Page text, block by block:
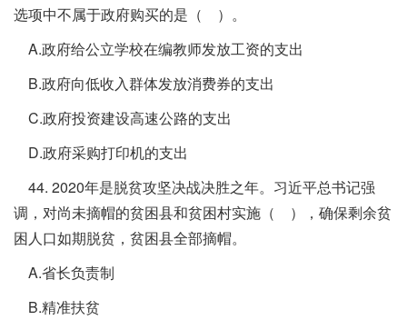
选项中不属于政府购买的是（ ）。
A.政府给公立学校在编教师发放工资的支出
B.政府向低收入群体发放消费券的支出
C.政府投资建设高速公路的支出
D.政府采购打印机的支出
44. 2020年是脱贫攻坚决战决胜之年。习近平总书记强
调，对尚未摘帽的贫困县和贫困村实施（ ），确保剩余贫
困人口如期脱贫，贫困县全部摘帽。
A.省长负责制
B.精准扶贫